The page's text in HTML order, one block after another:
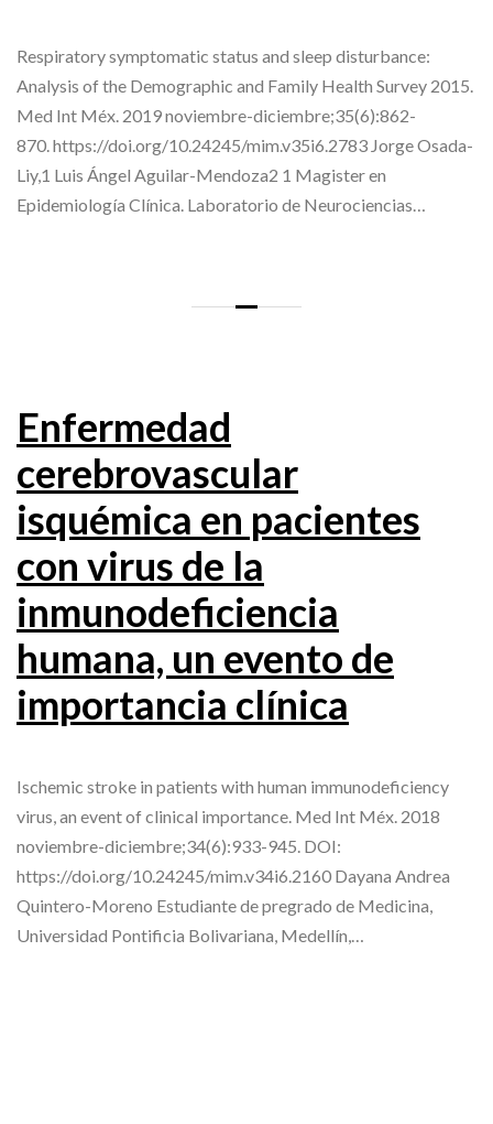
Respiratory symptomatic status and sleep disturbance:
Analysis of the Demographic and Family Health Survey 2015.
Med Int Méx. 2019 noviembre-diciembre;35(6):862-
870. https://doi.org/10.24245/mim.v35i6.2783 Jorge Osada-
Liy,1 Luis Ángel Aguilar-Mendoza2 1 Magister en
Epidemiología Clínica. Laboratorio de Neurociencias…
Enfermedad
cerebrovascular
isquémica en pacientes
con virus de la
inmunodeficiencia
humana, un evento de
importancia clínica
Ischemic stroke in patients with human immunodeficiency
virus, an event of clinical importance. Med Int Méx. 2018
noviembre-diciembre;34(6):933-945. DOI:
https://doi.org/10.24245/mim.v34i6.2160 Dayana Andrea
Quintero-Moreno Estudiante de pregrado de Medicina,
Universidad Pontificia Bolivariana, Medellín,…